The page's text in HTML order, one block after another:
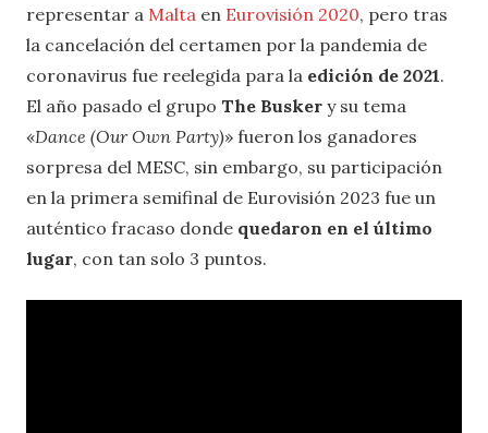
representar a Malta en Eurovisión 2020, pero tras
la cancelación del certamen por la pandemia de
coronavirus fue reelegida para la edición de 2021.
El año pasado el grupo The Busker y su tema
«Dance (Our Own Party)» fueron los ganadores
sorpresa del MESC, sin embargo, su participación
en la primera semifinal de Eurovisión 2023 fue un
auténtico fracaso donde quedaron en el último
lugar, con tan solo 3 puntos.